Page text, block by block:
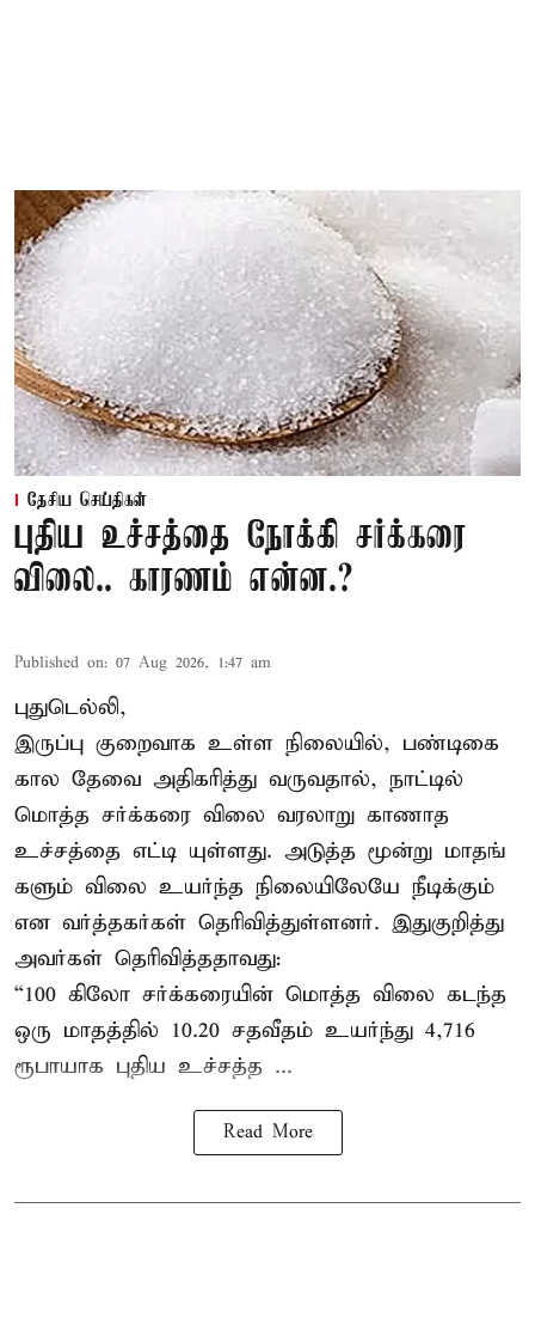
தேசிய செய்திகள்
புதிய உச்சத்தை நோக்கி சர்க்கரை
விலை.. காரணம் என்ன.?
Published on: 07 Aug 2026, 1:47 am
புதுடெல்லி,
இருப்பு குறைவாக உள்ள நிலையில், பண்டிகை
கால தேவை அதிகரித்து வருவதால், நாட்டில்
மொத்த சர்க்கரை விலை வரலாறு காணாத
உச்சத்தை எட்டி யுள்ளது. அடுத்த மூன்று மாதங்
களும் விலை உயர்ந்த நிலையிலேயே நீடிக்கும்
என வர்த்தகர்கள் தெரிவித்துள்ளனர். இதுகுறித்து
அவர்கள் தெரிவித்ததாவது:
“100 கிலோ சர்க்கரையின் மொத்த விலை கடந்த
ஒரு மாதத்தில் 10.20 சதவீதம் உயர்ந்து 4,716
ரூபாயாக புதிய உச்சத்த ...
Read More